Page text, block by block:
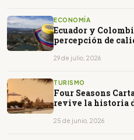
ECONOMÍA
Ecuador y
percepción de
29 de julio, 2026
TURISMO
Four Seasons
revive la historia
25 de junio, 2026